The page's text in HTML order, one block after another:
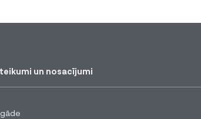
un nosacījumi